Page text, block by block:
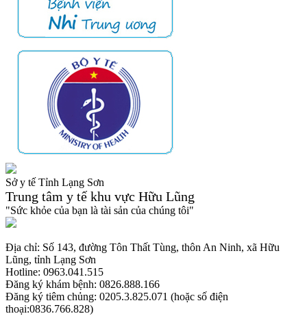
Sở y tế Tỉnh Lạng Sơn
Trung tâm y tế khu vực Hữu Lũng
"Sức khỏe của bạn là tài sản của chúng tôi"
Địa chỉ: Số 143, đường Tôn Thất Tùng, thôn An Ninh, xã Hữu
Lũng, tỉnh Lạng Sơn
Hotline: 0963.041.515
Đăng ký khám bệnh: 0826.888.166
Đăng ký tiêm chủng: 0205.3.825.071 (hoặc số điện
thoại:0836.766.828)